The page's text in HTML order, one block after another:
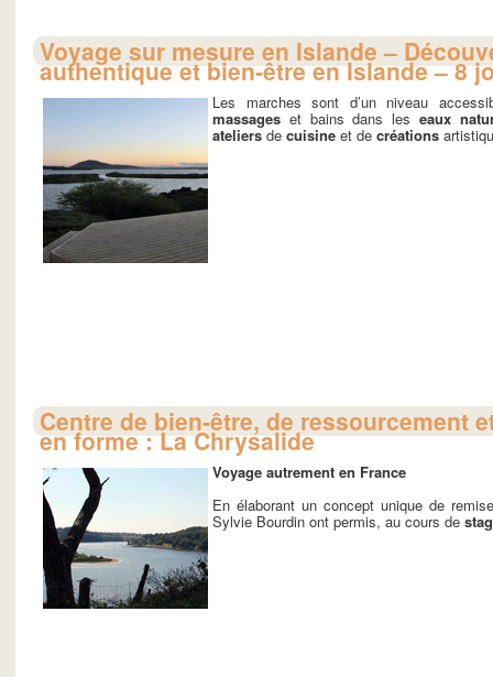
Voyage sur mesure en Islande –
authentique et bien-être en Islande – 8
Les marches sont d’un niveau
massages et bains dans les eaux
ateliers de cuisine et decréations
Centre de bien-être, de ressourcement
en forme : La Chrysalide
Voyage autrement en France
En élaborant un concept unique de
Sylvie Bourdin ont permis, au cours de